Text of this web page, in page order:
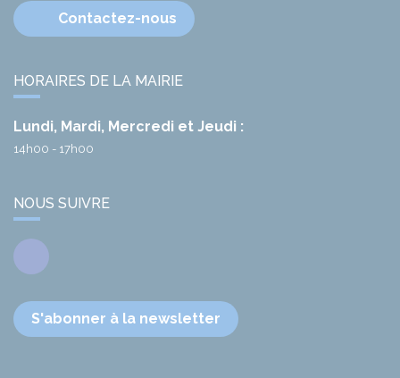
Contactez-nous
HORAIRES DE LA MAIRIE
Lundi, Mardi, Mercredi et Jeudi :
14h00 - 17h00
NOUS SUIVRE
Facebook
S'abonner à la newsletter